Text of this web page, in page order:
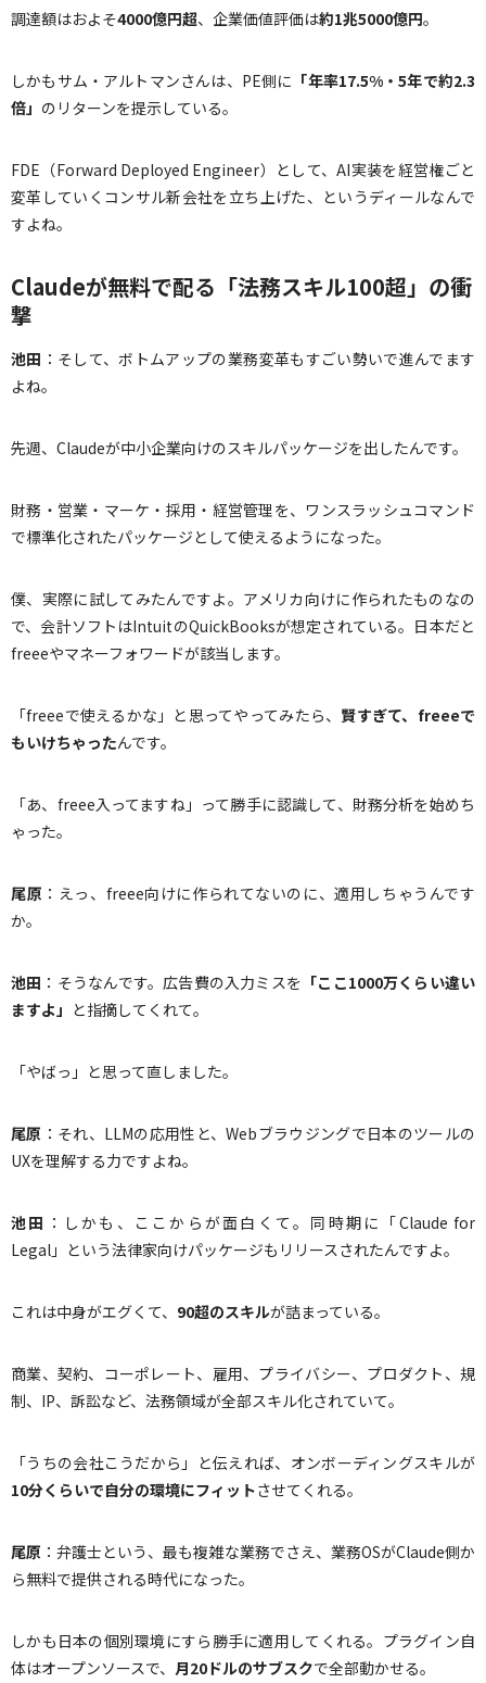
調達額はおよそ4000億円超、企業価値評価は約1兆5000億円。
しかもサム・アルトマンさんは、PE側に 「年率17.5%・5年で約2.3
倍」 のリターンを提示している。
FDE（Forward Deployed Engineer）として、AI実装を経営権ごと
変革していくコンサル新会社を立ち上げた、というディールなんで
すよね。
Claudeが無料で配る「法務スキル100超」の衝
撃
池田 ：そして、ボトムアップの業務変革もすごい勢いで進んでます
よね。
先週、Claudeが中小企業向けのスキルパッケージを出したんです。
財務・営業・マーケ・採用・経営管理を、ワンスラッシュコマンド
で標準化されたパッケージとして使えるようになった。
僕、実際に試してみたんですよ。アメリカ向けに作られたものなの
で、会計ソフトはIntuitのQuickBooksが想定されている。日本だと
freeeやマネーフォワードが該当します。
「freeeで使えるかな」と思ってやってみたら、 賢すぎて、 freeeで
もいけちゃったんです。
「あ、freee入ってますね」って勝手に認識して、財務分析を始めち
ゃった。
尾原 ：えっ、freee向けに作られてないのに、適用しちゃうんです
か。
池田 ：そうなんです。広告費の入力ミスを 「ここ1000万くらい違い
ますよ」 と指摘してくれて。
「やばっ」と思って直しました。
尾原 ：それ、LLMの応用性と、Webブラウジングで日本のツールの
UXを理解する力ですよね。
池田 ：しかも、ここからが面白くて。同時期に「Claude for
Legal」という法律家向けパッケージもリリースされたんですよ。
これは中身がエグくて、 90超のスキルが詰まっている。
商業、契約、コーポレート、雇用、プライバシー、プロダクト、規
制、IP、訴訟など、法務領域が全部スキル化されていて。
「うちの会社こうだから」と伝えれば、オンボーディングスキルが
10分くらいで自分の環境にフィットさせてくれる。
尾原 ：弁護士という、最も複雑な業務でさえ、業務OSがClaude側か
ら無料で提供される時代になった。
しかも日本の個別環境にすら勝手に適用してくれる。プラグイン自
体はオープンソースで、 月20ドルのサブスクで全部動かせる。